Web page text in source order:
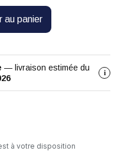
au panier
— livraison estimée du
i
à votre disposition